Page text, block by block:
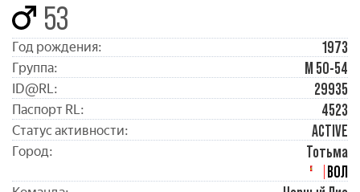
53
Год рождения: 1973
Группа: М 50-54
ID@RL: 29935
Паспорт RL: 4523
Статус активности: ACTIVE
Город:
Тотьма
ВОЛ